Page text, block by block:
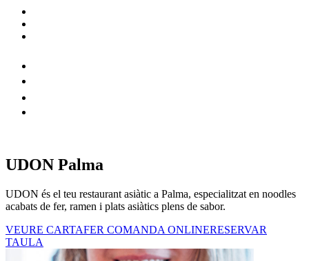
UDON Palma
UDON és el teu restaurant asiàtic a Palma, especialitzat en noodles
acabats de fer, ramen i plats asiàtics plens de sabor.
VEURE CARTAFER COMANDA ONLINERESERVAR
TAULA